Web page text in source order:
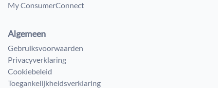
My ConsumerConnect
Algemeen
Gebruiksvoorwaarden
Privacyverklaring
Cookiebeleid
Toegankelijkheidsverklaring